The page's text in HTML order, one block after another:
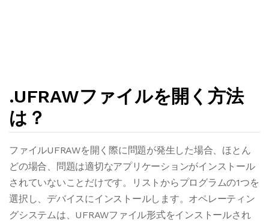
.UFRAWファイルを開く方法
は？
ファイルUFRAWを開く際に問題が発生した場合、ほとん
どの場合、問題は適切なアプリケーションがインストール
されていないことだけです。リストからプログラムの1つを
選択し、デバイスにインストールします。オペレーティン
グシステムは、UFRAWファイル形式をインストールされ